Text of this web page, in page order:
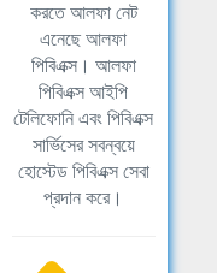
করতে আলফা নেট
এনেছে আলফা
পিবিএক্স। আলফা
পিবিএক্স আইপি
টেলিফোনি এবং পিবিএক্স
সার্ভিসের সবন্বয়ে
হোস্টেড পিবিএক্স সেবা
প্রদান করে।